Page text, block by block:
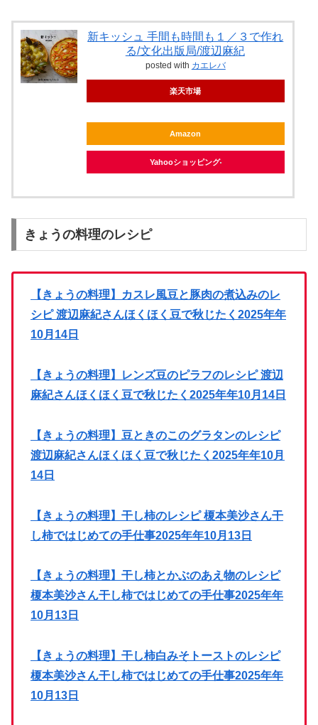
新キッシュ 手間も時間も１／３で作れ
る/文化出版局/渡辺麻紀
posted with カエレバ
楽天市場
Amazon
Yahooショッピング
きょうの料理のレシピ
【きょうの料理】カスレ風豆と豚肉の煮込みのレ
シピ 渡辺麻紀さんほくほく豆で秋じたく2025年年
10月14日
【きょうの料理】レンズ豆のピラフのレシピ 渡辺
麻紀さんほくほく豆で秋じたく2025年年10月14日
【きょうの料理】豆ときのこのグラタンのレシピ
渡辺麻紀さんほくほく豆で秋じたく2025年年10月
14日
【きょうの料理】干し柿のレシピ 榎本美沙さん干
し柿ではじめての手仕事2025年年10月13日
【きょうの料理】干し柿とかぶのあえ物のレシピ
榎本美沙さん干し柿ではじめての手仕事2025年年
10月13日
【きょうの料理】干し柿白みそトーストのレシピ
榎本美沙さん干し柿ではじめての手仕事2025年年
10月13日